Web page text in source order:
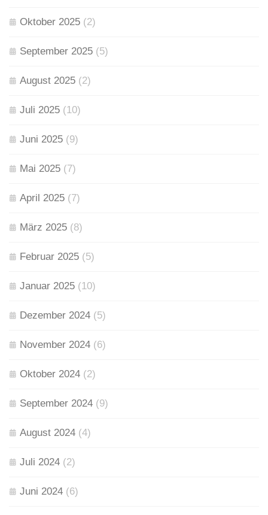
Oktober 2025 (2)
September 2025 (5)
August 2025 (2)
Juli 2025 (10)
Juni 2025 (9)
Mai 2025 (7)
April 2025 (7)
März 2025 (8)
Februar 2025 (5)
Januar 2025 (10)
Dezember 2024 (5)
November 2024 (6)
Oktober 2024 (2)
September 2024 (9)
August 2024 (4)
Juli 2024 (2)
Juni 2024 (6)